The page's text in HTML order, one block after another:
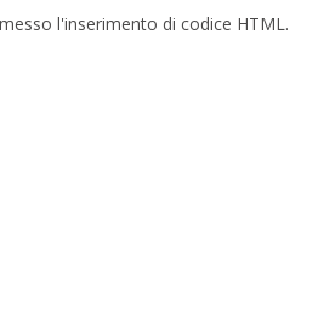
l'inserimento di codice HTML.